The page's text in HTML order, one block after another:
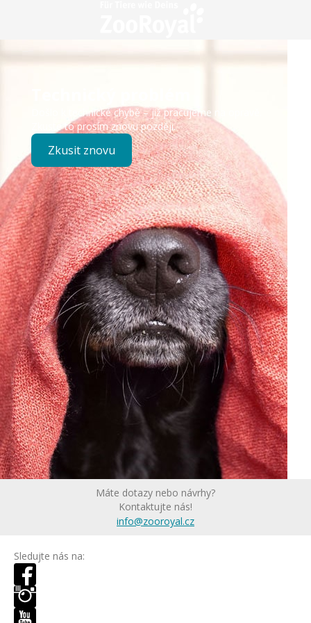
Došlo k technické chybě – již pracujeme na opravě.
Zkuste to prosím znovu později.
Zkusit znovu
Máte dotazy nebo návrhy?
Kontaktujte nás!
info@zooroyal.cz
Sledujte nás na: